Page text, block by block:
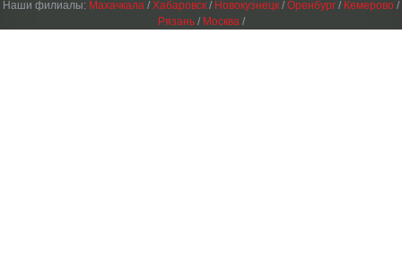
Наши филиалы: Махачкала / Хабаровск / Новокузнецк / Оренбург / Кемерово /
Рязань/ Москва /